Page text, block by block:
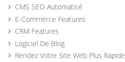
CMS SEO Automatisé
E-Commerce Features
CRM Features
Logiciel De Blog
Rendez Votre Site Web Plus Rapide